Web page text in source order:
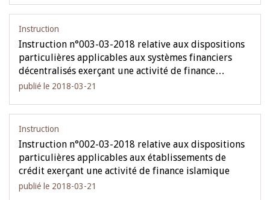
Instruction
Instruction n°003-03-2018 relative aux dispositions
particulières applicables aux systèmes financiers
décentralisés exerçant une activité de finance…
publié le 2018-03-21
Instruction
Instruction n°002-03-2018 relative aux dispositions
particulières applicables aux établissements de
crédit exerçant une activité de finance islamique
publié le 2018-03-21